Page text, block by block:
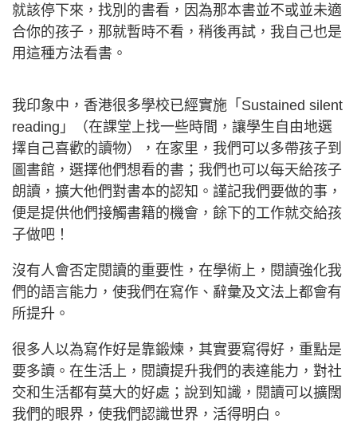
就該停下來，找別的書看，因為那本書並不或並未適
合你的孩子，那就暫時不看，稍後再試，我自己也是
用這種方法看書。
我印象中，香港很多學校已經實施「Sustained silent
reading」（在課堂上找一些時間，讓學生自由地選
擇自己喜歡的讀物），在家里，我們可以多帶孩子到
圖書館，選擇他們想看的書；我們也可以每天給孩子
朗讀，擴大他們對書本的認知。謹記我們要做的事，
便是提供他們接觸書籍的機會，餘下的工作就交給孩
子做吧！
沒有人會否定閱讀的重要性，在學術上，閱讀強化我
們的語言能力，使我們在寫作、辭彙及文法上都會有
所提升。
很多人以為寫作好是靠鍛煉，其實要寫得好，重點是
要多讀。在生活上，閱讀提升我們的表達能力，對社
交和生活都有莫大的好處；說到知識，閱讀可以擴闊
我們的眼界，使我們認識世界，活得明白。